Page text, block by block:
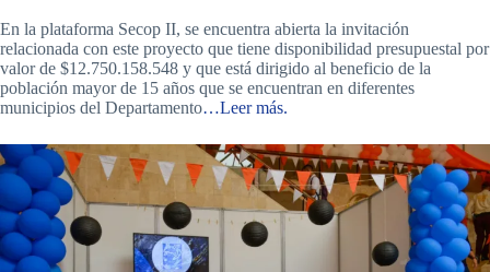
En la plataforma Secop II, se encuentra abierta la invitación
relacionada con este proyecto que tiene disponibilidad presupuestal por
valor de $12.750.158.548 y que está dirigido al beneficio de la
población mayor de 15 años que se encuentran en diferentes
municipios del Departamento…Leer más.